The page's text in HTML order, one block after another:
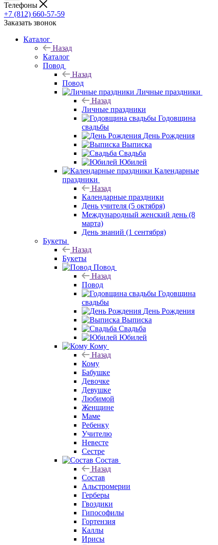
Телефоны
+7 (812) 660-57-59
Заказать звонок
Каталог
Назад
Каталог
Повод
Назад
Повод
Личные праздники
Назад
Личные праздники
Годовщина
свадьбы
День Рождения
Выписка
Свадьба
Юбилей
Календарные
праздники
Назад
Календарные праздники
День учителя (5 октября)
Международный женский день (8
марта)
День знаний (1 сентября)
Букеты
Назад
Букеты
Повод
Назад
Повод
Годовщина
свадьбы
День Рождения
Выписка
Свадьба
Юбилей
Кому
Назад
Кому
Бабушке
Девочке
Девушке
Любимой
Женщине
Маме
Ребенку
Учителю
Невесте
Сестре
Состав
Назад
Состав
Альстромерии
Герберы
Гвоздики
Гипософилы
Гортензия
Каллы
Ирисы